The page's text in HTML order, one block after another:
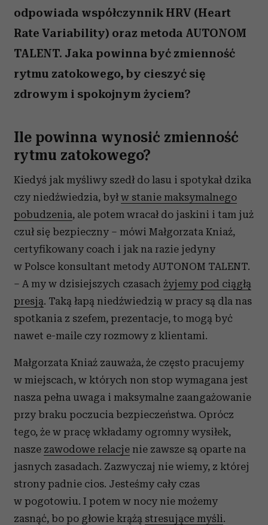
odpowiada współczynnik HRV (Heart
Rate Variability) oraz metoda AUTONOM
TALENT. Jaka powinna być zmienność
rytmu zatokowego, by cieszyć się
zdrowym i spokojnym życiem?
Ile powinna wynosić zmienność
rytmu zatokowego?
Kiedyś jak myśliwy szedł do lasu i spotykał dzika
czy niedźwiedzia, był w stanie maksymalnego
pobudzenia, ale potem wracał do jaskini i tam już
czuł się bezpieczny – mówi Małgorzata Kniaź,
certyfikowany coach i jak na razie jedyny
w Polsce konsultant metody AUTONOM TALENT.
– A my w dzisiejszych czasach żyjemy pod ciągłą
presją. Taką łapą niedźwiedzią w pracy są dla nas
spotkania z szefem, prezentacje, to mogą być
nawet e-maile czy rozmowy z klientami.
Małgorzata Kniaź zauważa, że często pracujemy
w miejscach, w których non stop wymagana jest
nasza pełna uwaga i maksymalne zaangażowanie
przy braku poczucia bezpieczeństwa. Oprócz
tego, że w pracę wkładamy ogromny wysiłek,
nasze zawodowe relacje nie zawsze są oparte na
jasnych zasadach. Zazwyczaj nie wiemy, z której
strony padnie cios. Jesteśmy cały czas
w pogotowiu. I potem w nocy nie możemy
zasnąć, bo po głowie krążą stresujące myśli.